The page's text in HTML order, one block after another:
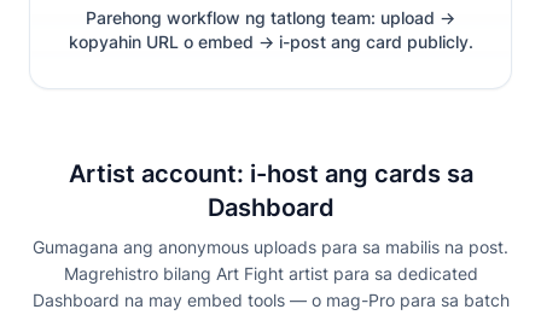
Parehong workflow ng tatlong team: upload →
kopyahin URL o embed → i-post ang card publicly.
Artist account: i-host ang cards sa
Dashboard
Gumagana ang anonymous uploads para sa mabilis na post.
Magrehistro bilang Art Fight artist para sa dedicated
Dashboard na may embed tools — o mag-Pro para sa batch